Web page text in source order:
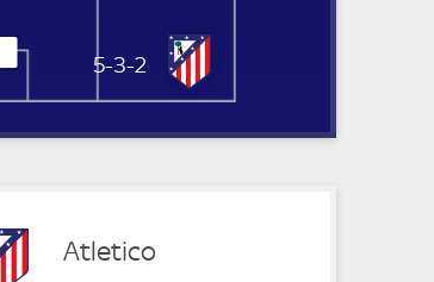
Atletico Madrid
5-3-2
Atletico